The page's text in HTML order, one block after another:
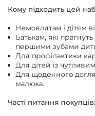
Кому підходить цей
Немовлятам і дітям
Батькам, які
першими зубами
Для профілактики
Для дітей із
Для щоденного
малюка.
Часті питання покупців: